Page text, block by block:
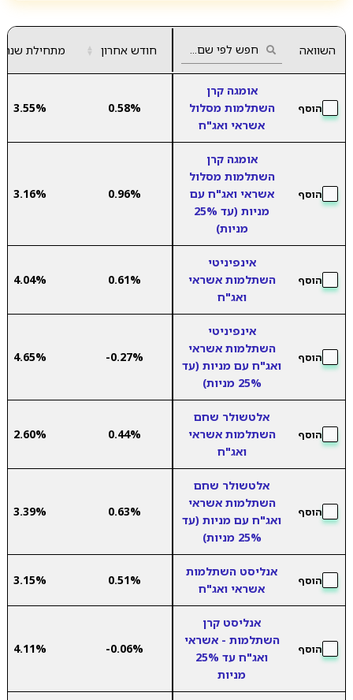
השוואה חודש אחרון ▲
▼ מתחילת שנה
הוסף
אומגה קרן
השתלמות מסלול
אשראי ואג"ח
0.58%
3.55%
הוסף
אומגה קרן
השתלמות מסלול
אשראי ואג"ח עם
מניות (עד 25%
מניות)
0.96%
3.16%
הוסף
אינפיניטי
השתלמות אשראי
ואג"ח
0.61%
4.04%
הוסף
אינפיניטי
השתלמות אשראי
ואג"ח עם מניות (עד
25% מניות)
-0.27%
4.65%
הוסף
אלטשולר שחם
השתלמות אשראי
ואג"ח
0.44%
2.60%
הוסף
אלטשולר שחם
השתלמות אשראי
ואג"ח עם מניות (עד
25% מניות)
0.63%
3.39%
הוסף
אנליסט השתלמות
אשראי ואג"ח
0.51%
3.15%
הוסף
אנליסט קרן
השתלמות - אשראי
ואג"ח עד 25%
מניות
-0.06%
4.11%